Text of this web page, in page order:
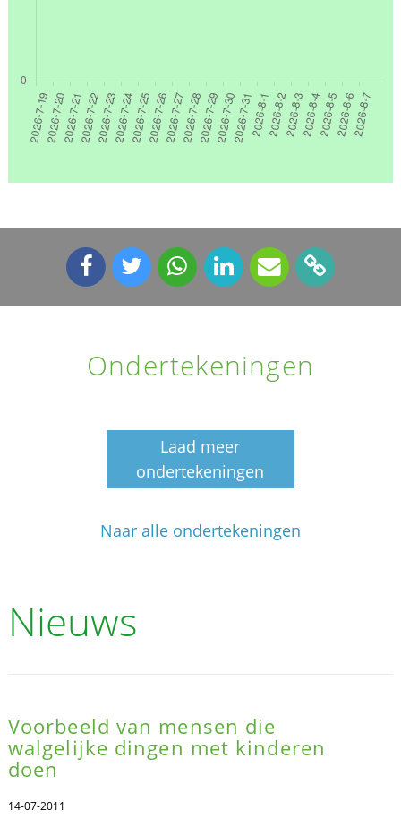
Ondertekeningen
Laad meer
ondertekeningen
Naar alle ondertekeningen
Nieuws
Voorbeeld van mensen die
walgelijke dingen met kinderen
doen
14-07-2011